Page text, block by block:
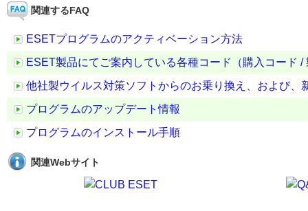
関連するFAQ
ESETプログラムのアクティベーション方法
ESET製品にてご案内している各種コード（購入コード
他社製ウイルス対策ソフトからのお乗り換え、および
プログラムのアップデート情報
プログラムのインストール手順
関連Webサイト